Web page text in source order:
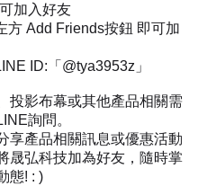
加入好友
方 Add Friends按鈕 即可加
ID:「@tya3953z」
投影布幕或其他產品相關需
詢問。
享產品相關訊息或優惠活動
晟弘科技加為好友，隨時掌
態! : )